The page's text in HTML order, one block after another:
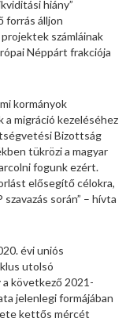
hiány”
forrás álljon
számláinak
Néppárt frakciója
kormányok
a migráció kezeléséhez
Bizottság
tükrözi a magyar
fogunk ezért.
elősegítő célokra,
során” – hívta
évi uniós
utolsó
következő 2021-
jelenlegi formájában
kettős mércét